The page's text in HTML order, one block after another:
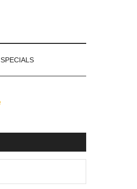
SPECIALS